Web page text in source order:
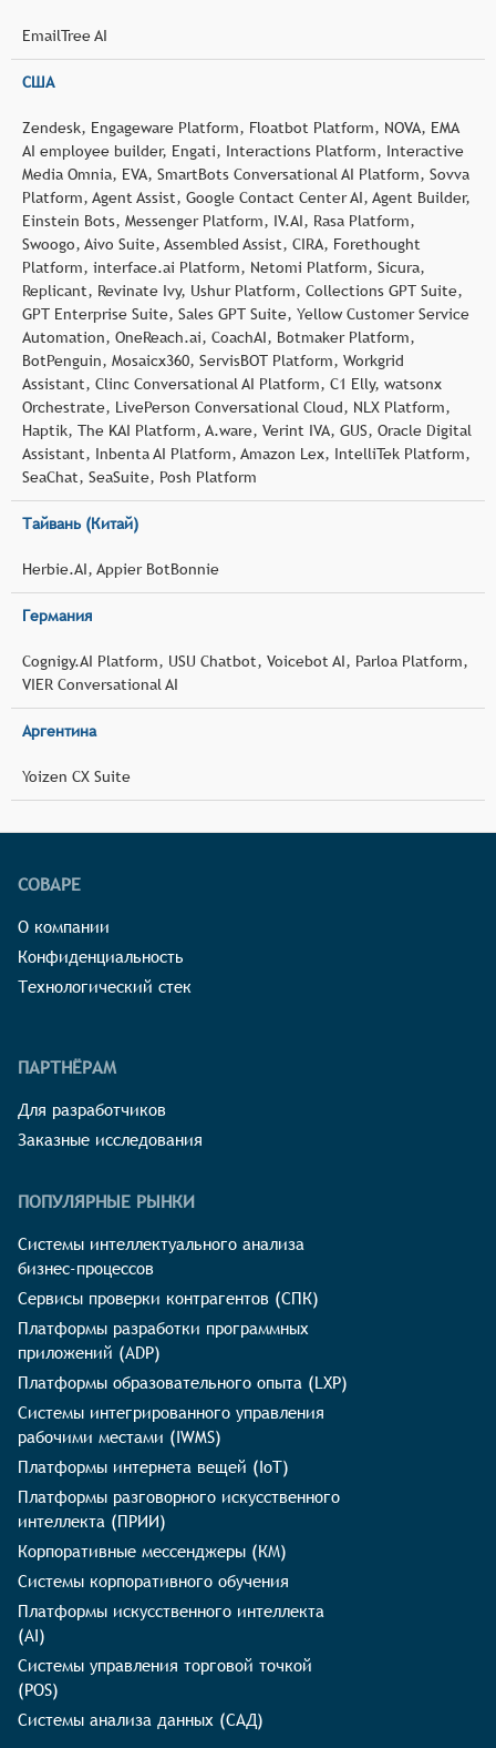
EmailTree AI
США
Zendesk, Engageware Platform, Floatbot Platform, NOVA, EMA
AI employee builder, Engati, Interactions Platform, Interactive
Media Omnia, EVA, SmartBots Conversational AI Platform, Sovva
Platform, Agent Assist, Google Contact Center AI, Agent Builder,
Einstein Bots, Messenger Platform, IV.AI, Rasa Platform,
Swoogo, Aivo Suite, Assembled Assist, CIRA, Forethought
Platform, interface.ai Platform, Netomi Platform, Sicura,
Replicant, Revinate Ivy, Ushur Platform, Collections GPT Suite,
GPT Enterprise Suite, Sales GPT Suite, Yellow Customer Service
Automation, OneReach.ai, CoachAI, Botmaker Platform,
BotPenguin, Mosaicx360, ServisBOT Platform, Workgrid
Assistant, Clinc Conversational AI Platform, C1 Elly, watsonx
Orchestrate, LivePerson Conversational Cloud, NLX Platform,
Haptik, The KAI Platform, A.ware, Verint IVA, GUS, Oracle Digital
Assistant, Inbenta AI Platform, Amazon Lex, IntelliTek Platform,
SeaChat, SeaSuite, Posh Platform
Тайвань (Китай)
Herbie.AI, Appier BotBonnie
Германия
Cognigy.AI Platform, USU Chatbot, Voicebot AI, Parloa Platform,
VIER Conversational AI
Аргентина
Yoizen CX Suite
СОВАРЕ
О компании
Конфиденциальность
Технологический стек
ПАРТНЁРАМ
Для разработчиков
Заказные исследования
ПОПУЛЯРНЫЕ РЫНКИ
Системы интеллектуального анализа
бизнес-процессов
Сервисы проверки контрагентов (СПК)
Платформы разработки программных
приложений (ADP)
Платформы образовательного опыта (LXP)
Системы интегрированного управления
рабочими местами (IWMS)
Платформы интернета вещей (IoT)
Платформы разговорного искусственного
интеллекта (ПРИИ)
Корпоративные мессенджеры (КМ)
Системы корпоративного обучения
Платформы искусственного интеллекта
(AI)
Системы управления торговой точкой
(POS)
Системы анализа данных (САД)